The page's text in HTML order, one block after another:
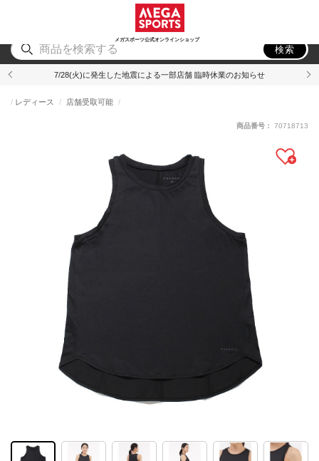
メガスポーツ公式オンラインショップ
アウトドア
検索
7/28(火)に発生した地震による一部店舗 臨時休業のお知らせ
レディース 店舗受取可能
商品番号： 70718713